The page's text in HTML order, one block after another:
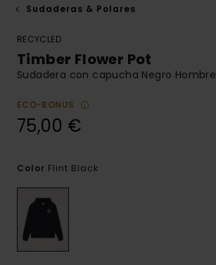
Sudaderas & Polares
RECYCLED
Timber Flower Pot
Sudadera con capucha Negro Hombre
ECO-BONUS
75,00 €
Color Flint Black